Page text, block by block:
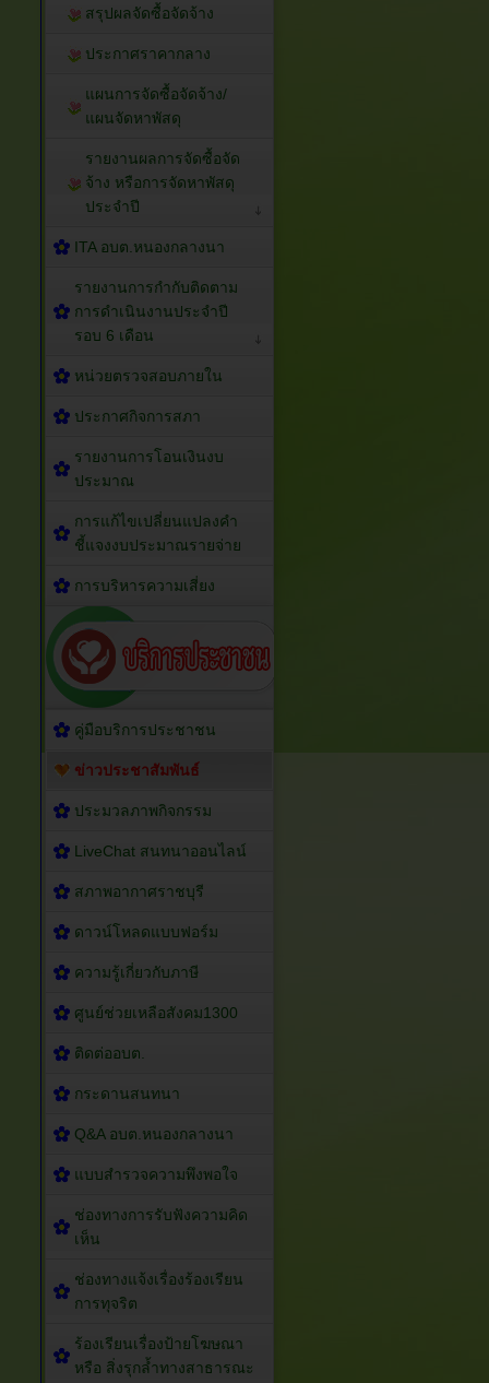
สรุปผลจัดซื้อจัดจ้าง
ประกาศราคากลาง
แผนการจัดซื้อจัดจ้าง/
แผนจัดหาพัสดุ
รายงานผลการจัดซื้อจัด
จ้าง หรือการจัดหาพัสดุ
ประจำปี
ITA อบต.หนองกลางนา
รายงานการกำกับติดตาม
การดำเนินงานประจำปี
รอบ 6 เดือน
หน่วยตรวจสอบภายใน
ประกาศกิจการสภา
รายงานการโอนเงินงบ
ประมาณ
การแก้ไขเปลี่ยนแปลงคำ
ชี้แจงงบประมาณรายจ่าย
การบริหารความเสี่ยง
คู่มือบริการประชาชน
ข่าวประชาสัมพันธ์
ประมวลภาพกิจกรรม
LiveChat สนทนาออนไลน์
สภาพอากาศราชบุรี
ดาวน์โหลดแบบฟอร์ม
ความรู้เกี่ยวกับภาษี
ศูนย์ช่วยเหลือสังคม1300
ติดต่ออบต.
กระดานสนทนา
Q&A อบต.หนองกลางนา
แบบสำรวจความพึงพอใจ
ช่องทางการรับฟังความคิด
เห็น
ช่องทางแจ้งเรื่องร้องเรียน
การทุจริต
ร้องเรียนเรื่องป้ายโฆษณา
หรือ สิ่งรุกล้ำทางสาธารณะ